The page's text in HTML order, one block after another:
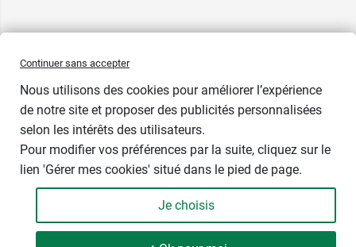
- +
Continuer sans accepter
Nous utilisons des cookies pour améliorer l’expérience
de notre site et proposer des publicités personnalisées
selon les intérêts des utilisateurs.
Pour modifier vos préférences par la suite, cliquez sur le
lien 'Gérer mes cookies' situé dans le pied de page.
Je choisis